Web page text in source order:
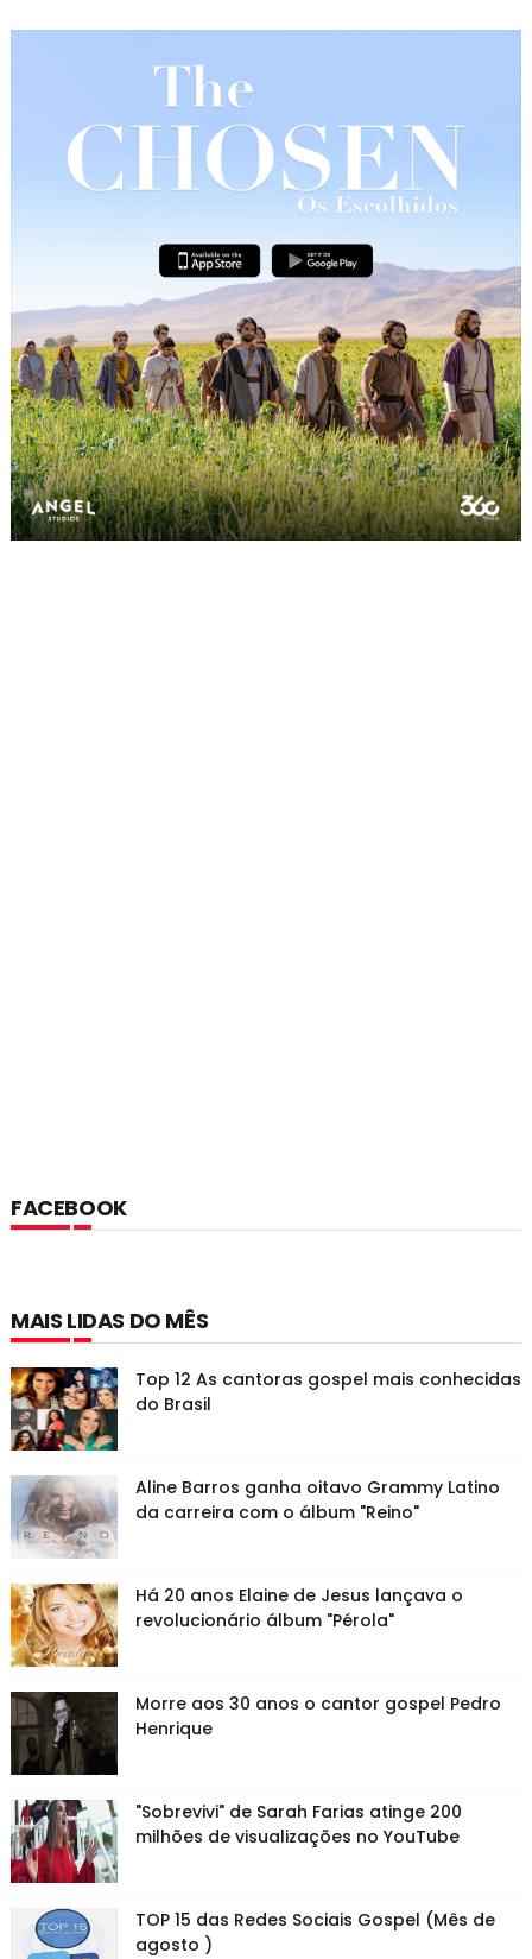
FACEBOOK
MAIS LIDAS DO MÊS
Top 12 As cantoras gospel mais conhecidas
do Brasil
Aline Barros ganha oitavo Grammy Latino
da carreira com o álbum "Reino"
Há 20 anos Elaine de Jesus lançava o
revolucionário álbum "Pérola"
Morre aos 30 anos o cantor gospel Pedro
Henrique
"Sobrevivi" de Sarah Farias atinge 200
milhões de visualizações no YouTube
TOP 15 das Redes Sociais Gospel (Mês de
agosto )